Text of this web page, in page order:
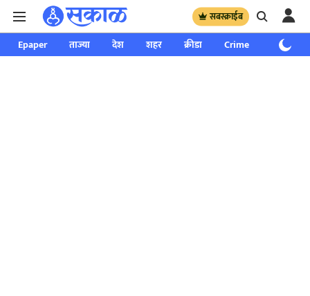
सबस्क्राईब
Epaper ताज्या देश शहर क्रीडा Crime साप्ताहिक